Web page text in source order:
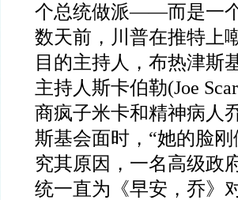
个总统做派——而是一
数天前，川普在推特上
目的主持人，布热津斯
主持人斯卡伯勒(Joe
商疯子米卡和精神病人
斯基会面时，“她的脸
究其原因，一名高级政
统一直为《早安，乔》